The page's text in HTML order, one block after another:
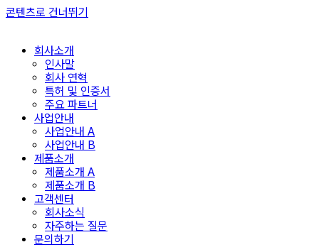
콘텐츠로 건너뛰기
회사소개
인사말
회사 연혁
특허 및 인증서
주요 파트너
사업안내
사업안내 A
사업안내 B
제품소개
제품소개 A
제품소개 B
고객센터
회사소식
자주하는 질문
문의하기